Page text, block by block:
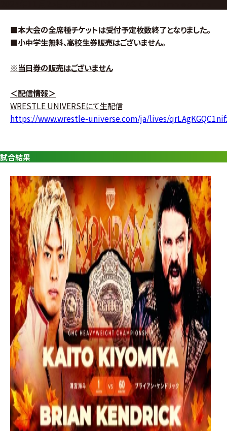
ン
グ・
ノ
ア
公
式
サ
イ
ト
■本大会の全席種チケットは受付予定枚数終了となりました。
■小中学生無料、高校生券販売はございません。
※当日券の販売はございません
＜配信情報＞
WRESTLE UNIVERSEにて生配信
https://www.wrestle-universe.com/ja/lives/
試合結果